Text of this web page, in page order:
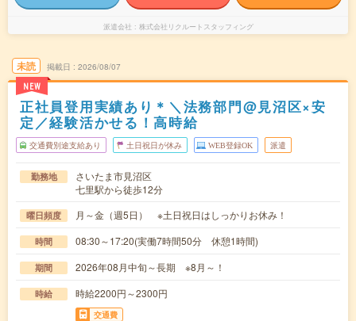
派遣会社 株式会社リクルートスタッフィング
未読
NEW
掲載日 2026/08/07
正社員登用実績あり＊＼法務部門@見沼区×安
定／経験活かせる！高時給
交通費別途支給あり 土日祝日が休み WEB登録OK 派遣
勤務地
さいたま市見沼区
七里駅から徒歩12分
曜日頻度 月～金（週5日） ※土日祝日はしっかりお休み！
時間 08:30～17:20(実働7時間50分 休憩1時間)
期間 2026年08月中旬～長期 ※8月～！
時給 時給2200円～2300円
交通費